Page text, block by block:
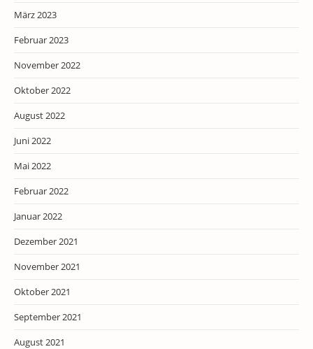
März 2023
Februar 2023
November 2022
Oktober 2022
August 2022
Juni 2022
Mai 2022
Februar 2022
Januar 2022
Dezember 2021
November 2021
Oktober 2021
September 2021
August 2021